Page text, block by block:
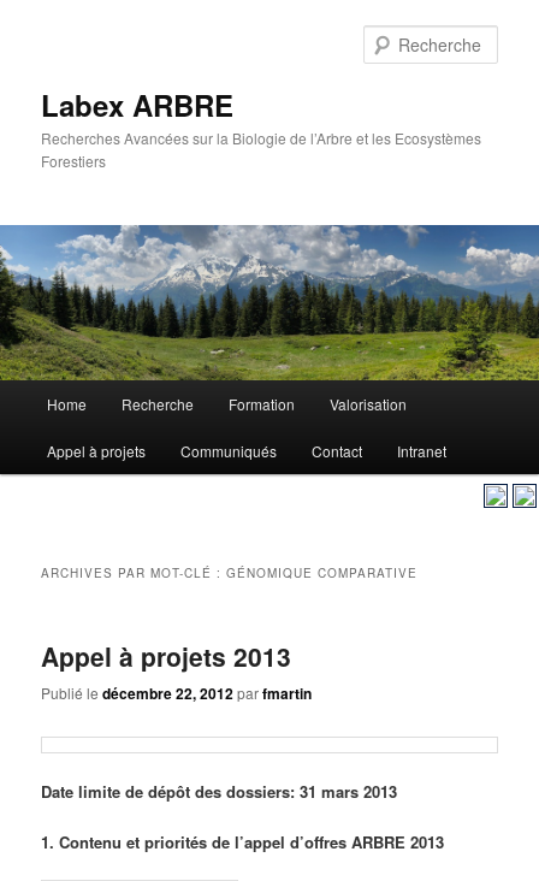
Labex ARBRE
Recherches Avancées sur la Biologie de l’Arbre et les Ecosystèmes
Forestiers
principal
Aller
au
Aller
au
Home Recherche Formation Valorisation
Appel à projets Communiqués Contact Intranet
ARCHIVES PAR MOT-CLÉ :GÉNOMIQUE COMPARATIVE
Appel à projets 2013
Publié ledécembre 22, 2012parfmartin
Date limite de dépôt des dossiers: 31 mars 2013
1. Contenu et priorités de l’appel d’offres ARBRE 2013